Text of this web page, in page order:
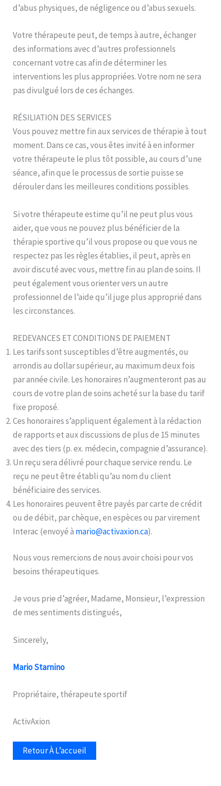
d’abus physiques, de négligence ou d’abus sexuels.
Votre thérapeute peut, de temps à autre, échanger
des informations avec d’autres professionnels
concernant votre cas afin de déterminer les
interventions les plus appropriées. Votre nom ne sera
pas divulgué lors de ces échanges.
RÉSILIATION DES SERVICES
Vous pouvez mettre fin aux services de thérapie à tout
moment. Dans ce cas, vous êtes invité à en informer
votre thérapeute le plus tôt possible, au cours d’une
séance, afin que le processus de sortie puisse se
dérouler dans les meilleures conditions possibles.
Si votre thérapeute estime qu’il ne peut plus vous
aider, que vous ne pouvez plus bénéficier de la
thérapie sportive qu’il vous propose ou que vous ne
respectez pas les règles établies, il peut, après en
avoir discuté avec vous, mettre fin au plan de soins. Il
peut également vous orienter vers un autre
professionnel de l’aide qu’il juge plus approprié dans
les circonstances.
REDEVANCES ET CONDITIONS DE PAIEMENT
Les tarifs sont susceptibles d’être augmentés, ou
arrondis au dollar supérieur, au maximum deux fois
par année civile. Les honoraires n’augmenteront pas au
cours de votre plan de soins acheté sur la base du tarif
fixe proposé.
Ces honoraires s’appliquent également à la rédaction
de rapports et aux discussions de plus de 15 minutes
avec des tiers (p. ex. médecin, compagnie d’assurance).
Un reçu sera délivré pour chaque service rendu. Le
reçu ne peut être établi qu’au nom du client
bénéficiaire des services.
Les honoraires peuvent être payés par carte de crédit
ou de débit, par chèque, en espèces ou par virement
Interac (envoyé à mario@activaxion.ca).
Nous vous remercions de nous avoir choisi pour vos
besoins thérapeutiques.
Je vous prie d’agréer, Madame, Monsieur, l’expression
de mes sentiments distingués,
Sincerely,
Mario Starnino
Propriétaire, thérapeute sportif
ActivAxion
Retour À L’accueil